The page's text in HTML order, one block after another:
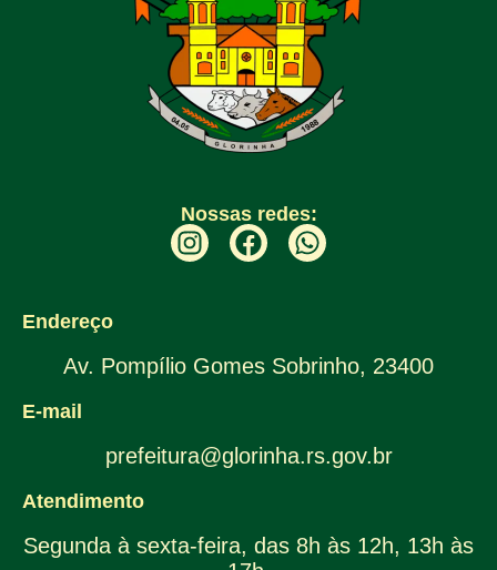
Nossas redes:
Endereço
Av. Pompílio Gomes Sobrinho, 23400
E-mail
prefeitura@glorinha.rs.gov.br
Atendimento
Segunda à sexta-feira, das 8h às 12h, 13h às